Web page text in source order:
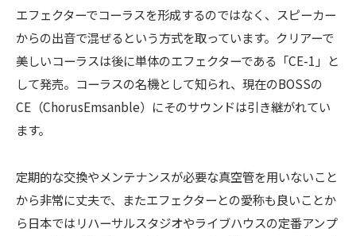
エフェクターでコーラスを形成するのではなく、スピーカー
からの出音で混ぜるという方式を取っています。クリアーで
美しいコーラスは後に単体のエフェクターである「CE-1」と
して発売。コーラスの名機として知られ、現在のBOSSの
CE（ChorusEmsanble）にそのサウンドは引き継がれてい
ます。
定期的な交換やメンテナンスが必要な真空管を用いないこと
から非常に丈夫で、またエフェクターとの愛称も良いことか
ら日本ではリハーサルスタジオやライブハウスの定番アンプ